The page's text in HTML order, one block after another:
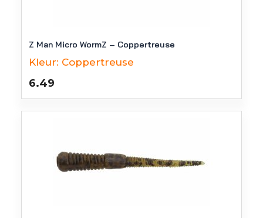
Z Man Micro WormZ – Coppertreuse
Kleur: Coppertreuse
6.49